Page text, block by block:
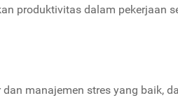
produktivitas dalam pekerjaan
manajemen stres yang baik,